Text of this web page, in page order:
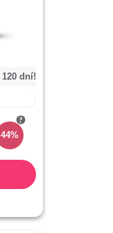
120 dní!
44%